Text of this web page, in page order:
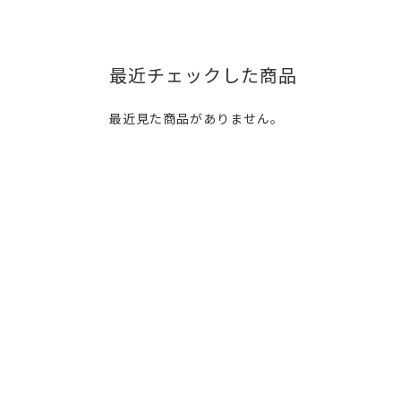
最近チェックした商品
最近見た商品がありません。